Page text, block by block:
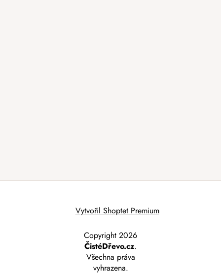
Vytvořil Shoptet Premium
Copyright 2026
ČistéDřevo.cz.
Všechna práva
vyhrazena.